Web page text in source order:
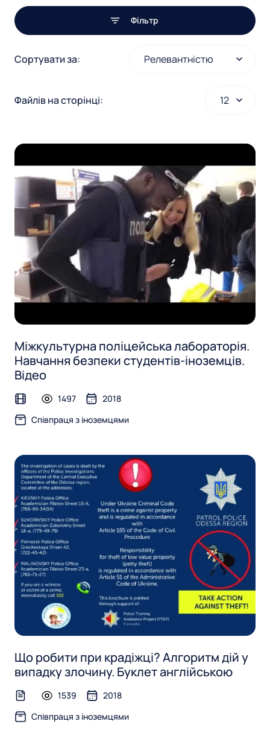
п
ш
у
у
з
а
з
а
и
т
о
м
С
п
п
р
а
ц
з
н
о
г
о
н
з
п
и
т
Фільтр
І
н
т
е
н
т
и
д
я
о
р
т
у
в
а
н
н
я
р
е
з
л
а
т
і
в
Сортувати за:
Файлів на сторінці:
Міжкультурна поліцейська лабораторія.
Навчання безпеки студентів-іноземців.
Відео
video 1497
2018
Співпраця з іноземцями
Що робити при крадіжці? Алгоритм дій у
випадку злочину. Буклет англійською
text-file1539
2018
Співпраця з іноземцями